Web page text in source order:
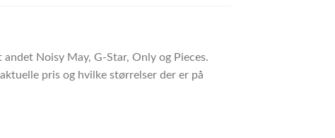
Noisy May, G-Star, Only og Pieces.
pris og hvilke størrelser der er på